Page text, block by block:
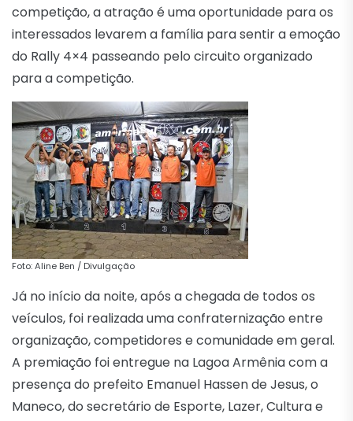
competição, a atração é uma oportunidade para os
interessados levarem a família para sentir a emoção
do Rally 4×4 passeando pelo circuito organizado
para a competição.
Foto: Aline Ben / Divulgação
Já no início da noite, após a chegada de todos os
veículos, foi realizada uma confraternização entre
organização, competidores e comunidade em geral.
A premiação foi entregue na Lagoa Armênia com a
presença do prefeito Emanuel Hassen de Jesus, o
Maneco, do secretário de Esporte, Lazer, Cultura e